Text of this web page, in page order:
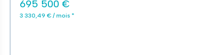
695 500 €
3 330,49 € / mois *